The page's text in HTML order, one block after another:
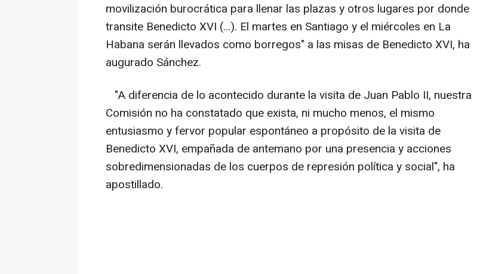
movilización burocrática para llenar las plazas y otros lugares por donde
transite Benedicto XVI (...). El martes en Santiago y el miércoles en La
Habana serán llevados como borregos" a las misas de Benedicto XVI, ha
augurado Sánchez.
"A diferencia de lo acontecido durante la visita de Juan Pablo II, nuestra
Comisión no ha constatado que exista, ni mucho menos, el mismo
entusiasmo y fervor popular espontáneo a propósito de la visita de
Benedicto XVI, empañada de antemano por una presencia y acciones
sobredimensionadas de los cuerpos de represión política y social", ha
apostillado.